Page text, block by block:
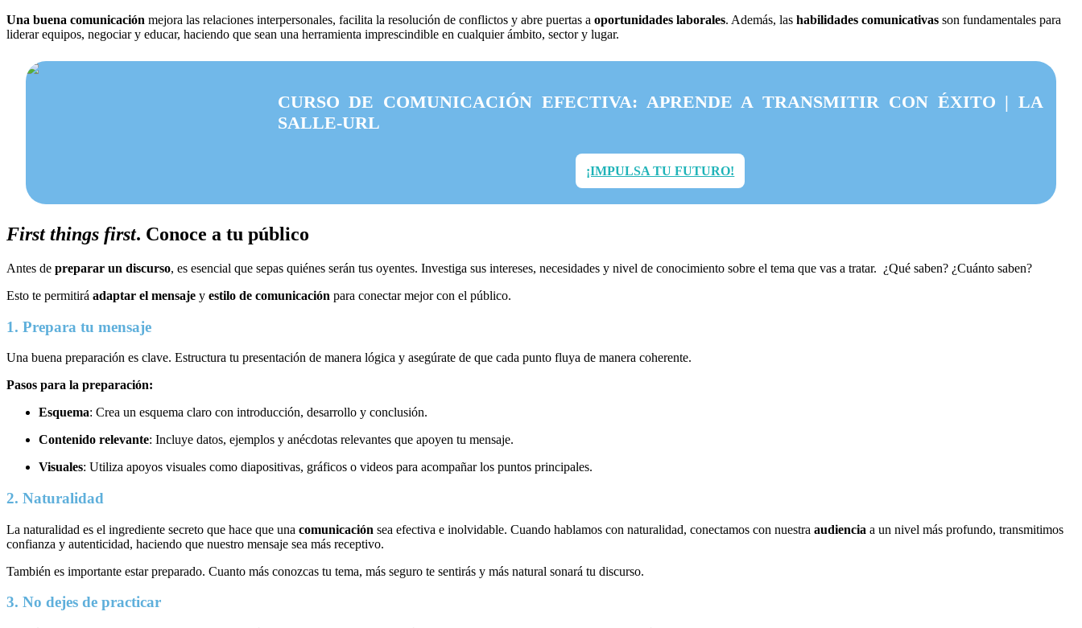
Una buena comunicación mejora las relaciones interpersonales, facilita la resolución de conflictos y abre puertas a oportunidades laborales. Además, las habilidades comunicativas son fundamentales para
liderar equipos, negociar y educar, haciendo que sean una herramienta imprescindible en cualquier ámbito, sector y lugar.
CURSO DE COMUNICACIÓN EFECTIVA: APRENDE A TRANSMITIR CON ÉXITO | LA
SALLE-URL
¡IMPULSA TU FUTURO!
First things first. Conoce a tu público
Antes de preparar un discurso, es esencial que sepas quiénes serán tus oyentes. Investiga sus intereses, necesidades y nivel de conocimiento sobre el tema que vas a tratar. ¿Qué saben? ¿Cuánto saben?
Esto te permitirá adaptar el mensaje y estilo de comunicación para conectar mejor con el público.
1. Prepara tu mensaje
Una buena preparación es clave. Estructura tu presentación de manera lógica y asegúrate de que cada punto fluya de manera coherente.
Pasos para la preparación:
Esquema: Crea un esquema claro con introducción, desarrollo y conclusión.
Contenido relevante: Incluye datos, ejemplos y anécdotas relevantes que apoyen tu mensaje.
Visuales: Utiliza apoyos visuales como diapositivas, gráficos o videos para acompañar los puntos principales.
2. Naturalidad
La naturalidad es el ingrediente secreto que hace que una comunicación sea efectiva e inolvidable. Cuando hablamos con naturalidad, conectamos con nuestra audiencia a un nivel más profundo, transmitimos
confianza y autenticidad, haciendo que nuestro mensaje sea más receptivo.
También es importante estar preparado. Cuanto más conozcas tu tema, más seguro te sentirás y más natural sonará tu discurso.
3. No dejes de practicar